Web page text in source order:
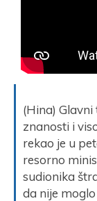
(Hina)
znanosti i
rekao je u
resorno
sudionika
da nije